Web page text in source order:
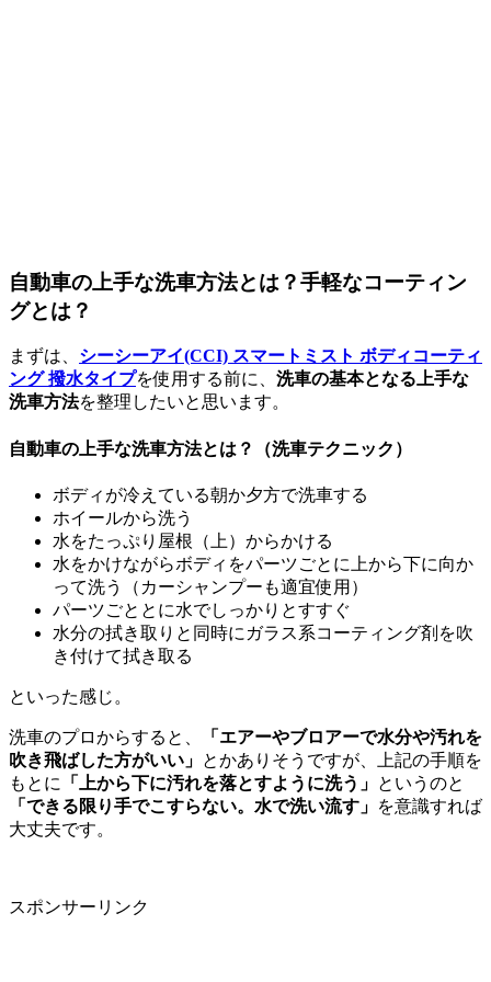
自動車の上手な洗車方法とは？手軽なコーティン
グとは？
まずは、 シーシーアイ(CCI) スマートミスト ボディコーティ
ング 撥水タイプを使用する前に、 洗車の基本となる上手な
洗車方法を整理したいと思います。
自動車の上手な洗車方法とは？（洗車テクニック）
ボディが冷えている朝か夕方で洗車する
ホイールから洗う
水をたっぷり屋根（上）からかける
水をかけながらボディをパーツごとに上から下に向か
って洗う（カーシャンプーも適宜使用）
パーツごととに水でしっかりとすすぐ
水分の拭き取りと同時にガラス系コーティング剤を吹
き付けて拭き取る
といった感じ。
洗車のプロからすると、
「エアーやブロアーで水分や汚れを
吹き飛ばした方がいい」 とかありそうですが、上記の手順を
もとに
「上から下に汚れを落とすように洗う」 というのと
「できる限り手でこすらない。水で洗い流す」 を意識すれば
大丈夫です。
スポンサーリンク